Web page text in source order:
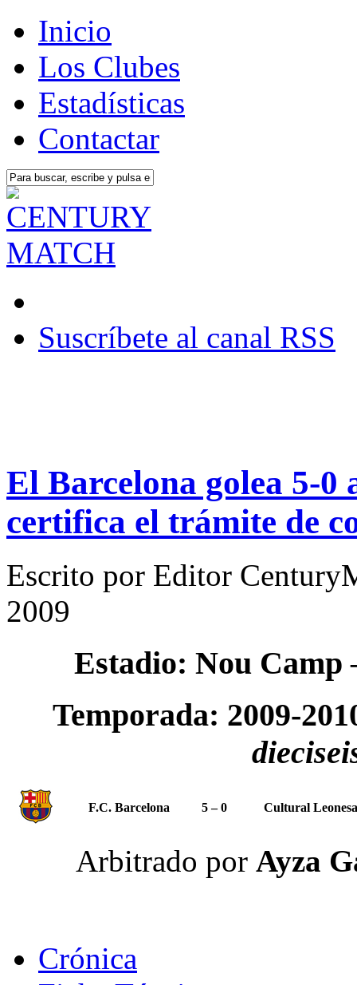
Inicio
Los Clubes
Estadísticas
Contactar
Suscríbete al canal RSS
El Barcelona golea 5-
certifica el trámite de
Escrito por Editor
2009
Estadio: Nou Camp
Temporada: 2009-
F.C. Barcelona 5 – 0 Cultural Leonesa
Arbitrado por Ayza
Crónica